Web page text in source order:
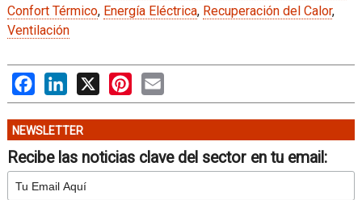
Confort Térmico, Energía Eléctrica, Recuperación del Calor,
Ventilación
FacebookLinkedIn
X PinterestEmail
NEWSLETTER
Recibe las noticias clave del sector en tu email: